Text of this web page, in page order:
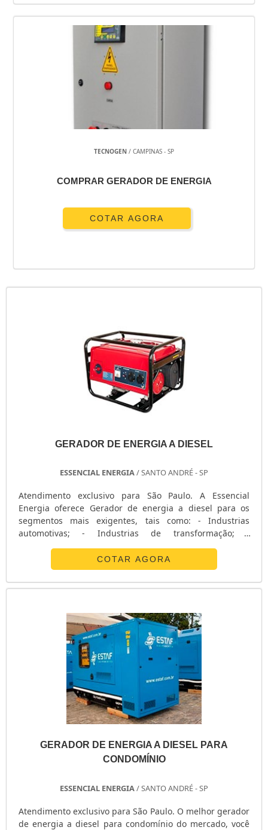
TECNOGEN / CAMPINAS - SP
COMPRAR GERADOR DE ENERGIA
COTAR AGORA
GERADOR DE ENERGIA A DIESEL
ESSENCIAL ENERGIA/ SANTO ANDRÉ - SP
Atendimento exclusivo para São Paulo. A Essencial
Energia oferece Gerador de energia a diesel para os
segmentos mais exigentes, tais como: - Industrias
automotivas; - Industrias de transformação; -
Telecomunicações; - Data Centers; - Universidades; -
Hipermercados; - Condomínios. O que é gerador ? O
gerador de energia a diesel é uma estrutura metálica
utilizado para fazer a geração de energia em caso de
COTAR AGORA
GERADOR DE ENERGIA A DIESEL PARA
CONDOMÍNIO
ESSENCIAL ENERGIA/ SANTO ANDRÉ - SP
Atendimento exclusivo para São Paulo. O melhor gerador
de energia a diesel para condomínio do mercado, você